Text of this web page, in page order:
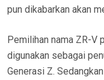
pun dikabarkan akan
Pemilihan nama ZR-V
digunakan sebagai
Generasi Z.